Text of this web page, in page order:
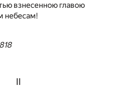
взнесенною главою
небесам!
II